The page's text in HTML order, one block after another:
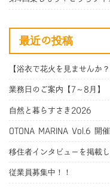
最近の投稿
【浴衣で花火を見ませんか
業務日のご案内【7～8月】
自然と暮らすさき2026
OTONA MARINA Vol.6 開催
移住者インタビューを掲載し
従業員募集中！！